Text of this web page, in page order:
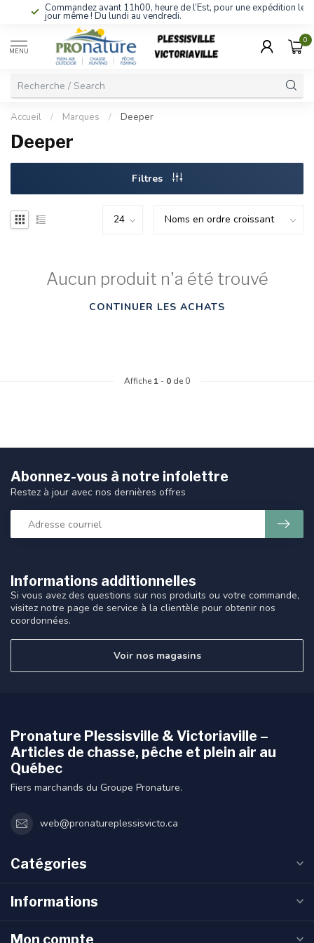
Commandez avant 11h00, heure de l’Est, pour une expédition le
jour même ! Du lundi au vendredi.
MENU
0
Accueil / Marques / Deeper
Deeper
Filtres
Aucun produit n'a été trouvé
CONTINUER LES ACHATS
Affiche 1 - 0 de 0
Informations additionnelles
Si vous avez des questions sur nos produits ou votre commande,
visitez notre page de service à la clientèle pour obtenir nos
coordonnées.
Voir nos magasins
Abonnez-vous à notre infolettre
Restez à jour avec nos dernières offres
Pronature Plessisville & Victoriaville –
Articles de chasse, pêche et plein air au
Québec
Fiers marchands du Groupe Pronature.
web@pronatureplessisvicto.ca
Catégories
Informations
Mon compte